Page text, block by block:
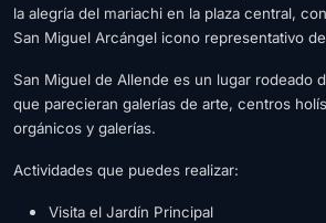
la alegría del mariachi en la plaza central,
San Miguel Arcángel icono representativo
San Miguel de Allende es un lugar rodeado
que parecieran galerías de arte, centros
orgánicos y galerías.
Actividades que puedes realizar:
Visita el Jardín Principal